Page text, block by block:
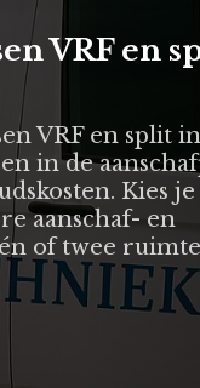
VRF en
VRF en split
in de
Kies
aanschaf- en
of twee